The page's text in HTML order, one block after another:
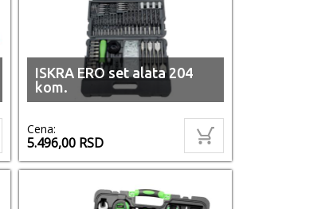
ISKRA ERO set alata 204
kom.
Cena:
5.496,00 RSD